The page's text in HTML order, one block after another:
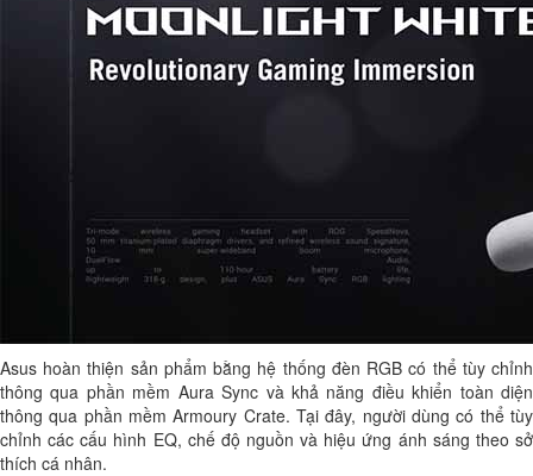
Asus hoàn thiện sản phẩm bằng hệ thống đèn RGB có thể tùy chỉnh
thông qua phần mềm Aura Sync và khả năng điều khiển toàn diện
thông qua phần mềm Armoury Crate. Tại đây, người dùng có thể tùy
chỉnh các cấu hình EQ, chế độ nguồn và hiệu ứng ánh sáng theo sở
thích cá nhân.